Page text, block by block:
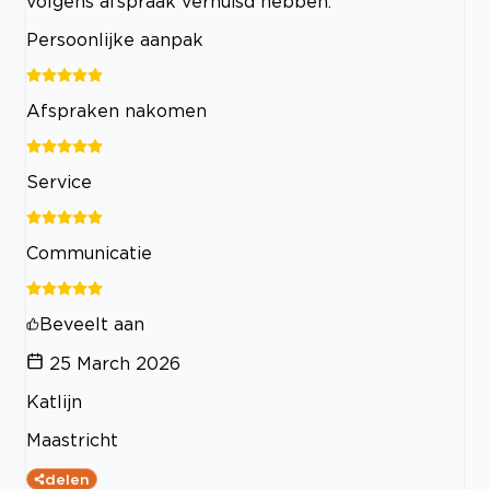
Persoonlijke aanpak
Afspraken nakomen
Service
Communicatie
Beveelt aan
25 March 2026
Katlijn
Maastricht
delen